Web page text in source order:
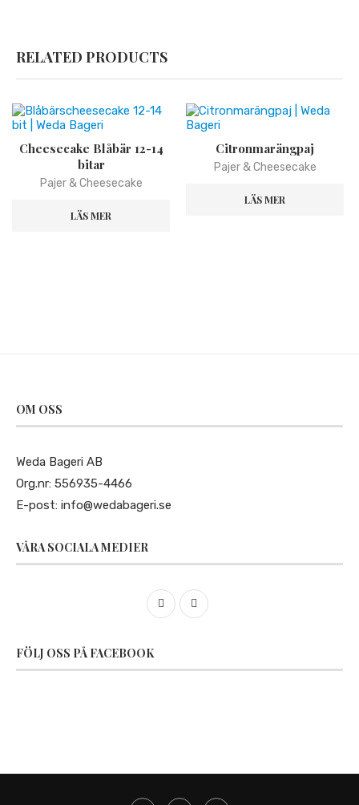
RELATED PRODUCTS
Cheesecake Blåbär 12-14
bitar
Pajer & Cheesecake
LÄS MER
Citronmarängpaj
Pajer & Cheesecake
LÄS MER
OM OSS
Weda Bageri AB
Org.nr: 556935-4466
E-post: info@wedabageri.se
VÅRA SOCIALA MEDIER
FÖLJ OSS PÅ FACEBOOK